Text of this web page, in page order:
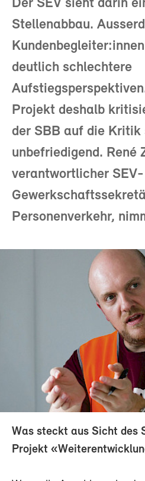
Der SEV sieht darin
Stellenabbau.
deutlich schlechtere
Projekt deshalb
der SBB auf die Kritik
unbefriedigend. René
verantwortlicher SEV-
Personenverkehr,
Was steckt aus Sicht des
Projekt